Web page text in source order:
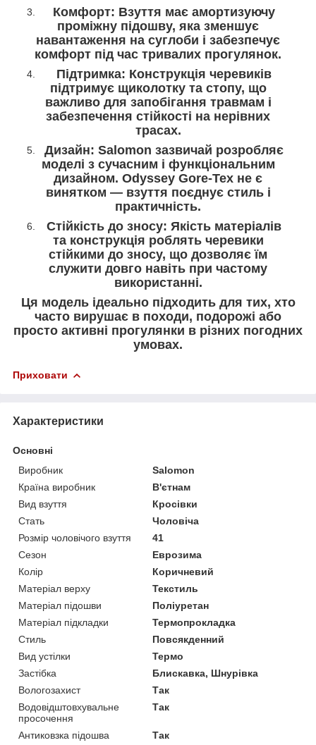
Комфорт: Взуття має амортизуючу
проміжну підошву, яка зменшує
навантаження на суглоби і забезпечує
комфорт під час тривалих прогулянок.
Підтримка: Конструкція черевиків
підтримує щиколотку та стопу, що
важливо для запобігання травмам і
забезпечення стійкості на нерівних
трасах.
Дизайн: Salomon зазвичай розробляє
моделі з сучасним і функціональним
дизайном. Odyssey Gore-Tex не є
винятком — взуття поєднує стиль і
практичність.
Стійкість до зносу: Якість матеріалів
та конструкція роблять черевики
стійкими до зносу, що дозволяє їм
служити довго навіть при частому
використанні.
Ця модель ідеально підходить для тих, хто
часто вирушає в походи, подорожі або
просто активні прогулянки в різних погодних
умовах.
Приховати
Характеристики
Основні
Виробник
Salomon
Країна виробник
В'єтнам
Вид взуття
Кросівки
Стать
Чоловіча
Розмір чоловічого взуття
41
Сезон
Еврозима
Колір
Коричневий
Матеріал верху
Текстиль
Матеріал підошви
Поліуретан
Матеріал підкладки
Термопрокладка
Стиль
Повсякденний
Вид устілки
Термо
Застібка
Блискавка, Шнурівка
Вологозахист
Так
Водовідштовхувальне
просочення
Так
Антиковзка підошва
Так